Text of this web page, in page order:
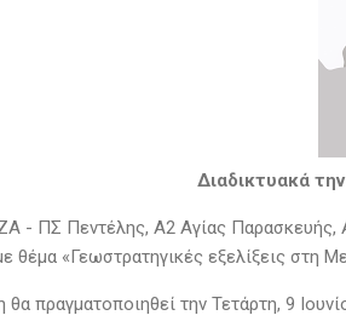
Διαδικτυακά
- ΠΣ Πεντέλης, Α2 Αγίας Παρασκευής,
θέμα «Γεωστρατηγικές εξελίξεις στη
πραγματοποιηθεί την Τετάρτη, 9